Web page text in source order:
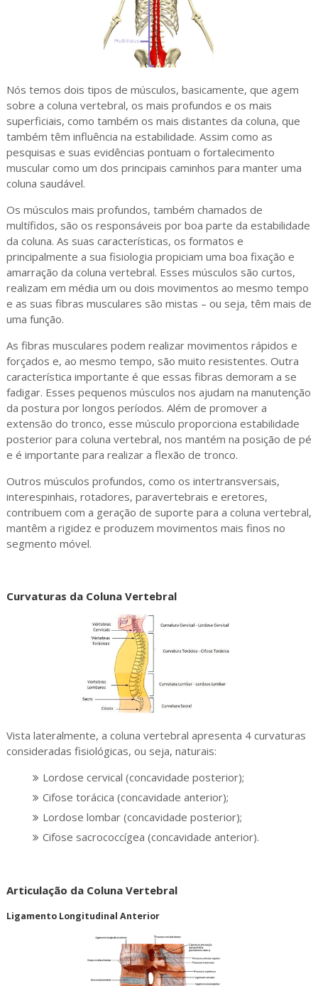
Nós temos dois tipos de músculos, basicamente, que agem
sobre a coluna vertebral, os mais profundos e os mais
superficiais, como também os mais distantes da coluna, que
também têm influência na estabilidade. Assim como as
pesquisas e suas evidências pontuam o fortalecimento
muscular como um dos principais caminhos para manter uma
coluna saudável.
Os músculos mais profundos, também chamados de
multífidos, são os responsáveis por boa parte da estabilidade
da coluna. As suas características, os formatos e
principalmente a sua fisiologia propiciam uma boa fixação e
amarração da coluna vertebral. Esses músculos são curtos,
realizam em média um ou dois movimentos ao mesmo tempo
e as suas fibras musculares são mistas – ou seja, têm mais de
uma função.
As fibras musculares podem realizar movimentos rápidos e
forçados e, ao mesmo tempo, são muito resistentes. Outra
característica importante é que essas fibras demoram a se
fadigar. Esses pequenos músculos nos ajudam na manutenção
da postura por longos períodos. Além de promover a
extensão do tronco, esse músculo proporciona estabilidade
posterior para coluna vertebral, nos mantém na posição de pé
e é importante para realizar a flexão de tronco.
Outros músculos profundos, como os intertransversais,
interespinhais, rotadores, paravertebrais e eretores,
contribuem com a geração de suporte para a coluna vertebral,
mantêm a rigidez e produzem movimentos mais finos no
segmento móvel.
Curvaturas da Coluna Vertebral
Vista lateralmente, a coluna vertebral apresenta 4 curvaturas
consideradas fisiológicas, ou seja, naturais:
Lordose cervical (concavidade posterior);
Cifose torácica (concavidade anterior);
Lordose lombar (concavidade posterior);
Cifose sacrococcígea (concavidade anterior).
Articulação da Coluna Vertebral
Ligamento Longitudinal Anterior